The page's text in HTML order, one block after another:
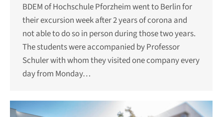
BDEM of Hochschule Pforzheim went to Berlin for
their excursion week after 2 years of corona and
not able to do so in person during those two years.
The students were accompanied by Professor
Schuler with whom they visited one company every
day from Monday…